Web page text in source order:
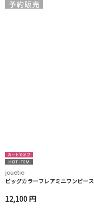
jouetie
ビッグカラーフレアミニワンピース
12,100 円